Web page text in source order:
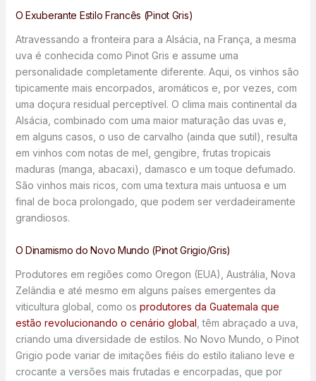
O Exuberante Estilo Francês (Pinot Gris)
Atravessando a fronteira para a Alsácia, na França, a mesma
uva é conhecida como Pinot Gris e assume uma
personalidade completamente diferente. Aqui, os vinhos são
tipicamente mais encorpados, aromáticos e, por vezes, com
uma doçura residual perceptível. O clima mais continental da
Alsácia, combinado com uma maior maturação das uvas e,
em alguns casos, o uso de carvalho (ainda que sutil), resulta
em vinhos com notas de mel, gengibre, frutas tropicais
maduras (manga, abacaxi), damasco e um toque defumado.
São vinhos mais ricos, com uma textura mais untuosa e um
final de boca prolongado, que podem ser verdadeiramente
grandiosos.
O Dinamismo do Novo Mundo (Pinot Grigio/Gris)
Produtores em regiões como Oregon (EUA), Austrália, Nova
Zelândia e até mesmo em alguns países emergentes da
viticultura global, como os produtores da Guatemala que
estão revolucionando o cenário global , têm abraçado a uva,
criando uma diversidade de estilos. No Novo Mundo, o Pinot
Grigio pode variar de imitações fiéis do estilo italiano leve e
crocante a versões mais frutadas e encorpadas, que por